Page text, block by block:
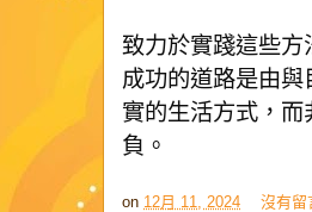
致力於實踐這些
成功的道路是由
實的生活方式，
負。
on 12月 11, 2024
沒有留